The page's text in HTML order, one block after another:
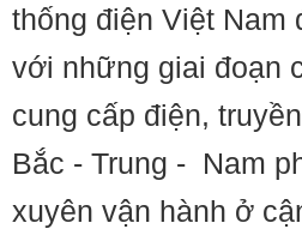
thống điện Việt Nam
với những giai đoạn
cung cấp điện,
Bắc - Trung - Nam
xuyên vận hành ở